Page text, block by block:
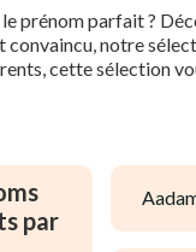
prénom parfait ?
notre
cette sélection
par